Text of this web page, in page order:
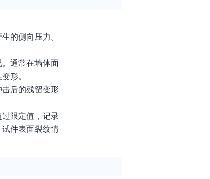
的侧向压力。
通常在墙体面
形。
后的残留变形
限定值，记录
件表面裂纹情